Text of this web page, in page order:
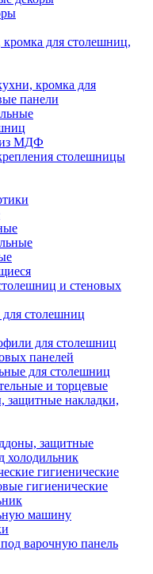
для столешниц,
кромка для
панели
из МДФ
столешницы
и стеновых
столешниц
для столешниц
панелей
для столешниц
и торцевые
защитные накладки,
защитные
холодильник
гигиенические
гигиенические
машину
варочную панель